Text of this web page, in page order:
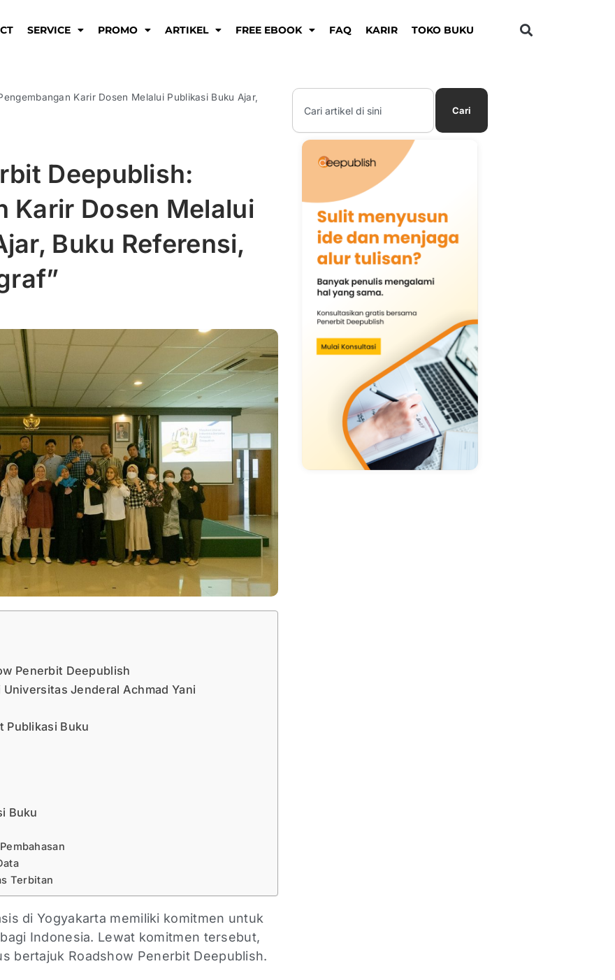
SERVICE PROMO ARTIKEL FREE EBOOK FAQ KARIR TOKO BUKU
Karir Dosen Melalui Publikasi Buku Ajar,
Deepublish:
Karir Dosen Melalui
Buku Referensi,
Penerbit Deepublish
Jenderal Achmad Yani
Publikasi Buku
Buku
Terbitan
di Yogyakarta memiliki komitmen untuk
Indonesia. Lewat komitmen tersebut,
bertajuk Roadshow Penerbit Deepublish.
Search
Cari